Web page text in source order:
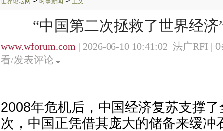
世界论坛网 时事新闻 正文
“中国第二次拯救了世界经济
www.wforum.com | 2026-06-10 10:41:02 法广RFI | 0
看/发表评论
2008年危机后，中国经济复苏支撑
次，中国正凭借其庞大的储备来缓冲